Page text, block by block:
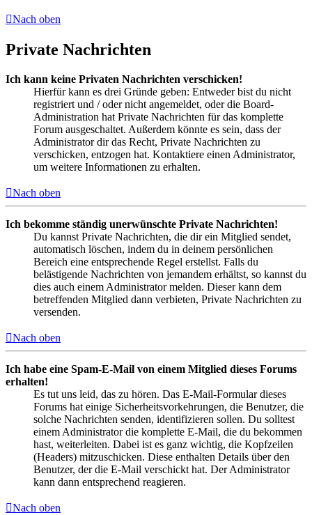
Nach oben
Private Nachrichten
Ich kann keine Privaten Nachrichten verschicken!
Hierfür kann es drei Gründe geben: Entweder bist du nicht
registriert und / oder nicht angemeldet, oder die Board-
Administration hat Private Nachrichten für das komplette
Forum ausgeschaltet. Außerdem könnte es sein, dass der
Administrator dir das Recht, Private Nachrichten zu
verschicken, entzogen hat. Kontaktiere einen Administrator,
um weitere Informationen zu erhalten.
Nach oben
Ich bekomme ständig unerwünschte Private Nachrichten!
Du kannst Private Nachrichten, die dir ein Mitglied sendet,
automatisch löschen, indem du in deinem persönlichen
Bereich eine entsprechende Regel erstellst. Falls du
belästigende Nachrichten von jemandem erhältst, so kannst du
dies auch einem Administrator melden. Dieser kann dem
betreffenden Mitglied dann verbieten, Private Nachrichten zu
versenden.
Nach oben
Ich habe eine Spam-E-Mail von einem Mitglied dieses Forums
erhalten!
Es tut uns leid, das zu hören. Das E-Mail-Formular dieses
Forums hat einige Sicherheitsvorkehrungen, die Benutzer, die
solche Nachrichten senden, identifizieren sollen. Du solltest
einem Administrator die komplette E-Mail, die du bekommen
hast, weiterleiten. Dabei ist es ganz wichtig, die Kopfzeilen
(Headers) mitzuschicken. Diese enthalten Details über den
Benutzer, der die E-Mail verschickt hat. Der Administrator
kann dann entsprechend reagieren.
Nach oben